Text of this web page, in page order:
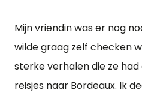
Mijn vriendin was er nog
wilde graag zelf checken
sterke verhalen die ze
reisjes naar Bordeaux. Ik